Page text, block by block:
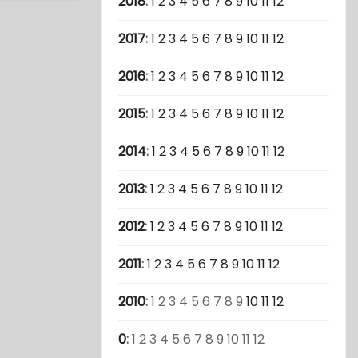
2017:1 23 4 56 7 8 91011 12
2016:1 23 4 56 7 8 91011 12
2015:1 23 4 56 7 8 91011 12
2014:1 23 4 56 7 8 91011 12
2013:1 23 4 56 7 8 91011 12
2012:1 23 4 56 7 8 91011 12
2011:1 23 4 56 7 8 91011 12
2010:1 23 4 5 6 7 8 9 1011 12
0:1 23 4 5 6 7 8 9 10 11 12